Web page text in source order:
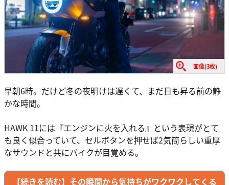
画像(3枚)
早朝6時。だけど冬の夜明けは遅くて、まだ日も昇る前の静
かな時間。
HAWK 11には『エンジンに火を入れる』という表現がとて
も良く似合っていて、セルボタンを押せば2気筒らしい重厚
なサウンドと共にバイクが目覚める。
【続きを読む】その瞬間から気持ちがワクワクしてくる